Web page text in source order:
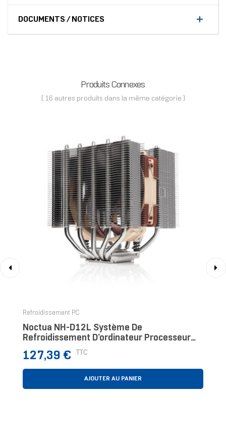
DOCUMENTS / NOTICES
Produits Connexes
( 16 autres produits dans la même catégorie )
Refroidissement PC
Noctua NH-D12L Système De
Refroidissement D’ordinateur Processeur
Refroidisseur D'air Aluminium, Beige, Marron
Prix
127,39 € TTC
AJOUTER AU PANIER